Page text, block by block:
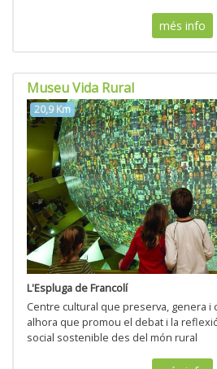
més info
Museu Vida Rural
20,9 Km
L'Espluga de Francolí
Centre cultural que preserva, genera
alhora que promou el debat i la
social sostenible des del món rural